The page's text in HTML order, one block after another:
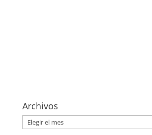
Archivos
Archivos